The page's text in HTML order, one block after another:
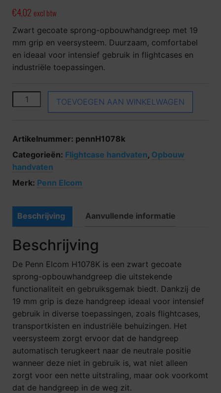
€4,02 excl btw
Zwart gecoate sprong-opbouwhandgreep met 19
mm grip en veersysteem. Duurzaam, comfortabel
en ideaal voor intensief gebruik in flightcases en
industriële toepassingen.
Penn Elcom H1078k aantal
TOEVOEGEN AAN WINKELWAGEN
Artikelnummer: pennH1078k
Categorieën: Flightcase handvaten, Opbouw
handvaten
Merk: Penn Elcom
Beschrijving Aanvullende informatie
Beschrijving
De Penn Elcom H1078K is een zwart gecoate
sprong-opbouwhandgreep die uitstekende
functionaliteit en gebruiksgemak biedt. Dankzij de
19 mm grip is deze handgreep ideaal voor intensief
gebruik in diverse toepassingen, zoals flightcases,
transportkisten en industriële behuizingen. Het
veersysteem zorgt ervoor dat de handgreep
automatisch terugkeert naar de neutrale positie
wanneer deze niet in gebruik is, wat niet alleen
zorgt voor een nette uitstraling, maar ook voorkomt
dat de handgreep in de weg zit.